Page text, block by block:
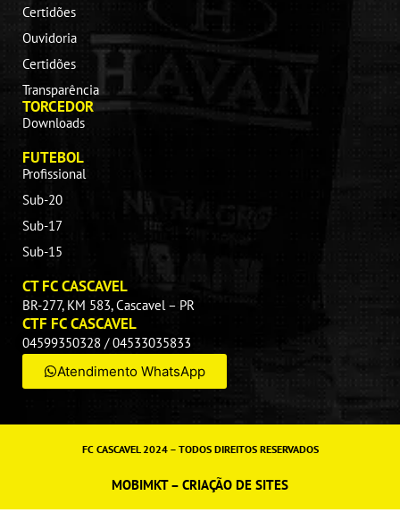
Certidões
Ouvidoria
Certidões
Transparência
TORCEDOR
Downloads
FUTEBOL
Profissional
Sub-20
Sub-17
Sub-15
CT FC CASCAVEL
BR-277, KM 583, Cascavel – PR
CTF FC CASCAVEL
04599350328 / 04533035833
Atendimento WhatsApp
FC CASCAVEL 2024 – TODOS DIREITOS RESERVADOS
MOBIMKT – CRIAÇÃO DE SITES